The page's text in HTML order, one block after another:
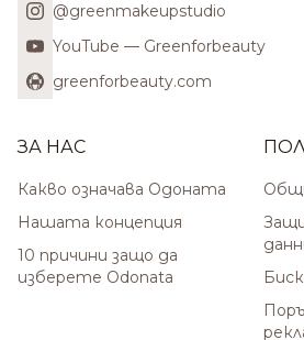
@greenmakeupstudio
YouTube — Greenforbeauty
greenforbeauty.com
ЗА НАС
Какво означава Одоната
Нашата концепция
10 причини защо да
изберете Odonata